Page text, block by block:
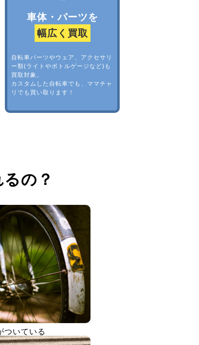
車体・パーツを
幅広く買取
自転車パーツやウェア、アクセサリ
ー類(ライトやボトルゲージなど)も
買取対象。
カスタムした自転車でも、ママチャ
リでも買い取ります！
の？
ついている